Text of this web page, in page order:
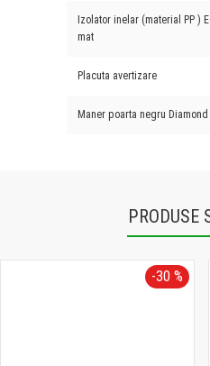
Izolator inelar (material PP )
mat
Placuta avertizare
Maner poarta negru
PRODUSE
-30 %